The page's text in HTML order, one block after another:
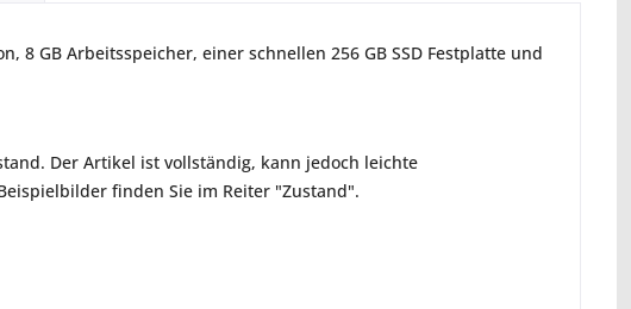
8 GB Arbeitsspeicher, einer schnellen 256 GB SSD Festplatte und
Der Artikel ist vollständig, kann jedoch leichte
finden Sie im Reiter "Zustand".